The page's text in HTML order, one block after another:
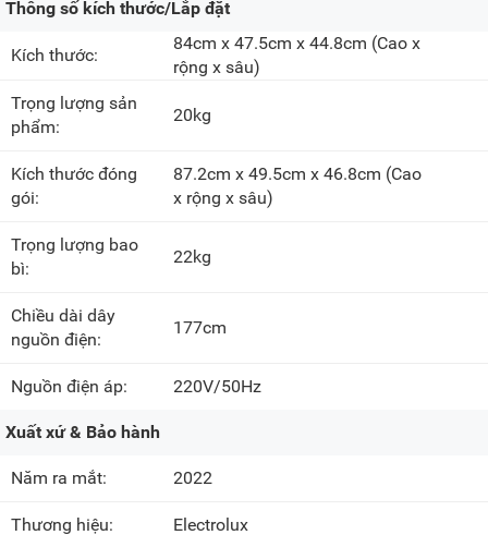
Thông số kích thước/Lắp đặt
Kích thước:
84cm x 47.5cm x 44.8cm (Cao x
rộng x sâu)
Trọng lượng sản
phẩm:
20kg
Kích thước đóng
gói:
87.2cm x 49.5cm x 46.8cm (Cao
x rộng x sâu)
Trọng lượng bao
bì:
22kg
Chiều dài dây
nguồn điện:
177cm
Nguồn điện áp: 220V/50Hz
Xuất xứ & Bảo hành
Năm ra mắt: 2022
Thương hiệu: Electrolux